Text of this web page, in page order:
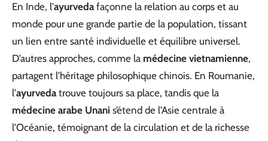
En Inde, l’ayurvedafaçonne la relation au corps et au
monde pour une grande partie de la population, tissant
un lien entre santé individuelle et équilibre universel.
D’autres approches, comme la médecine vietnamienne,
partagent l’héritage philosophique chinois. En Roumanie,
l’ayurvedatrouve toujours sa place, tandis que la
médecine arabe Unani s’étend de l’Asie centrale à
l’Océanie, témoignant de la circulation et de la richesse